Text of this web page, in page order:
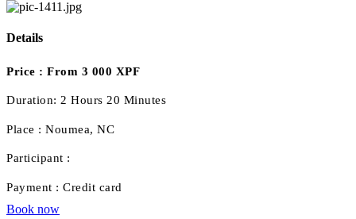
Details
Price : From 3 000 XPF
Duration: 2 Hours 20 Minutes
Place : Noumea, NC
Participant :
Payment : Credit card
Book now